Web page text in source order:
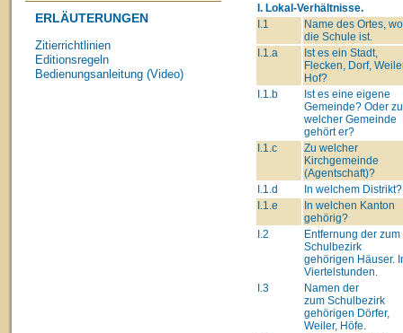
ERLÄUTERUNGEN
Zitierrichtlinien
Editionsregeln
Bedienungsanleitung (Video)
I. Lokal-Verhältnisse.
I.1
Name des Ortes, wo
die Schule ist.
I.1.a
Ist es ein Stadt,
Flecken, Dorf,
Hof?
I.1.b
Ist es eine eigene
Gemeinde? Oder zu
welcher Gemeinde
gehört er?
I.1.c
Zu welcher
Kirchgemeinde
(Agentschaft)?
I.1.d
In welchem Distrikt?
I.1.e
In welchen Kanton
gehörig?
I.2
Entfernung der zum
Schulbezirk
gehörigen Häuser.
Viertelstunden.
I.3
Namen der
zum Schulbezirk
gehörigen Dörfer,
Weiler, Höfe.